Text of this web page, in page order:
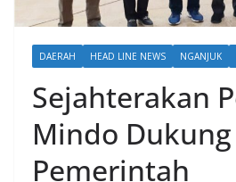
DAERAH HEAD LINE NEWS NGANJUK
Sejahterakan
Mindo
Pemerintah